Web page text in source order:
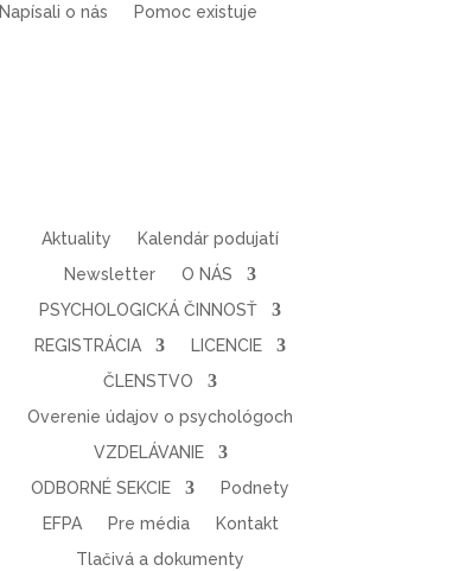
Napísali o nás Pomoc existuje
Aktuality
Kalendár podujatí
Newsletter
O NÁS
PSYCHOLOGICKÁ ČINNOSŤ
REGISTRÁCIA
LICENCIE
ČLENSTVO
Overenie údajov o psychológoch
VZDELÁVANIE
ODBORNÉ SEKCIE
Podnety
EFPA
Pre média
Kontakt
Tlačivá a dokumenty